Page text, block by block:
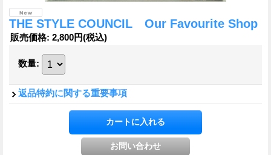
THE STYLE COUNCIL Our Favourite Shop
販売価格: 2,800円(税込)
数量:
返品特約に関する重要事項